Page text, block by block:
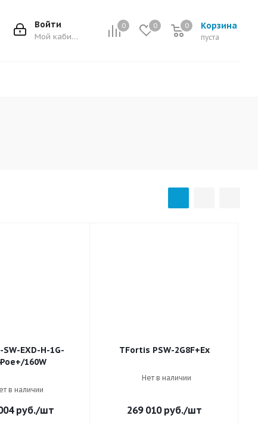
0 0 Корзина
0
пуста
0
Войти
Мой кабинет
EXD-Н-1G-
160W
в наличии
руб./шт
TFortis PSW-2G8F+Ex
Нет в наличии
269 010руб./шт